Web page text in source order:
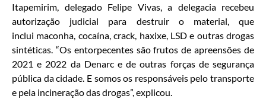
Itapemirim, delegado Felipe Vivas, a delegacia recebeu
autorização judicial para destruir o material, que
inclui maconha, cocaína, crack, haxixe, LSD e outras drogas
sintéticas. “Os entorpecentes são frutos de apreensões de
2021 e 2022 da Denarc e de outras forças de segurança
pública da cidade. E somos os responsáveis pelo transporte
e pela incineração das drogas”, explicou.